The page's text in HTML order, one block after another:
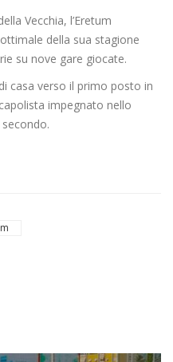
Vecchia, l’Eretum
della sua stagione
su nove gare giocate.
casa verso il primo posto in
impegnato nello